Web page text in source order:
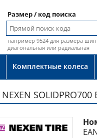
Размер / код поиска
например 9524 для размера шин
диагональная или радиальная
Комплектные колеса
SOLIDPRO700